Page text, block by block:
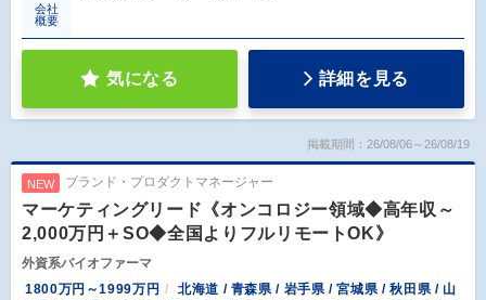
会社
概要
気になる 詳細を見る
掲載期間：26/08/06～26/08/19
NEW ブランド・プロダクトマネージャー
マーケティングリード《オンコロジー領域◆高年収～
2,000万円＋SO◆全国よりフルリモートOK》
外資系バイオファーマ
1800万円～1999万円
北海道 / 青森県 / 岩手県 / 宮城県 / 秋田県 / 山